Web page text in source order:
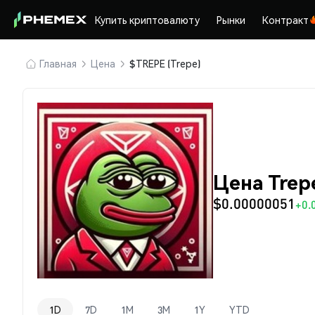
Купить криптовалюту Рынки Контракт
Главная Цена $TREPE (Trepe)
Цена
$0.00000051
1D 7D 1M 3M 1Y YTD